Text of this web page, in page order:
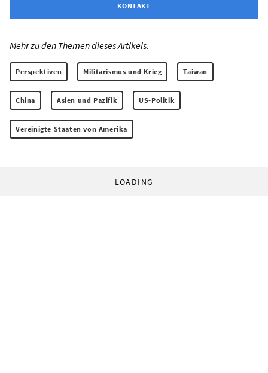
KONTAKT
Mehr zu den Themen dieses Artikels:
Perspektiven Militarismus und Krieg Taiwan
China Asien und Pazifik US-Politik
Vereinigte Staaten von Amerika
LOADING